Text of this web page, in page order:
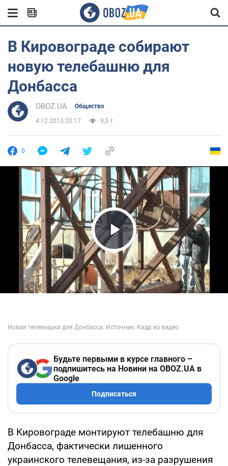
В Кировограде собирают
новую телебашню для
Донбасса
OBOZ.UA Общество
4.12.2015 20:17 9,5 т.
0
Play Video
Будьте первыми в курсе главного –
подпишитесь на Новини на OBOZ.UA в
Google
Подписаться
В Кировограде монтируют телебашню для
Донбасса, фактически лишенного
украинского телевещания, из-за разрушения